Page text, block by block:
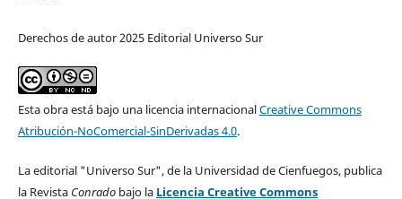
Derechos de autor 2025 Editorial Universo Sur
Esta obra está bajo una licencia internacionalCreative Commons
Atribución-NoComercial-SinDerivadas 4.0.
La editorial "Universo Sur", de la Universidad de Cienfuegos, publica
la Revista Conradobajo la Licencia Creative Commons